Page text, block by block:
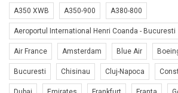
A350 XWB A350-900 A380-800
Aeroportul International Henri Coanda - Bucuresti
Air France Amsterdam Blue Air
Bucuresti Chisinau Cluj-Napoca